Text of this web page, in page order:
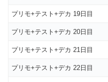
プリモ+テスト+デカ 19日目
プリモ+テスト+デカ 20日目
プリモ+テスト+デカ 21日目
プリモ+テスト+デカ 22日目